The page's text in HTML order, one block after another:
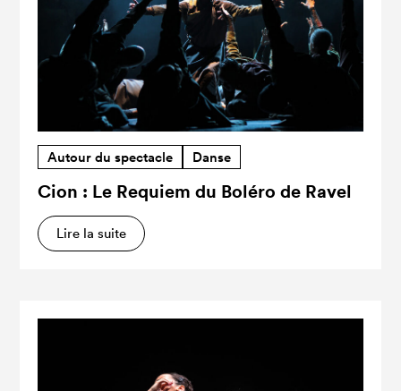
Autour du spectacle Danse
Cion : Le Requiem du Boléro de Ravel
Lire la suite